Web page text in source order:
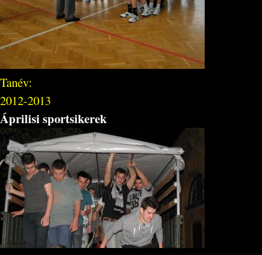
Tanév:
2012-2013
Áprilisi sportsikerek